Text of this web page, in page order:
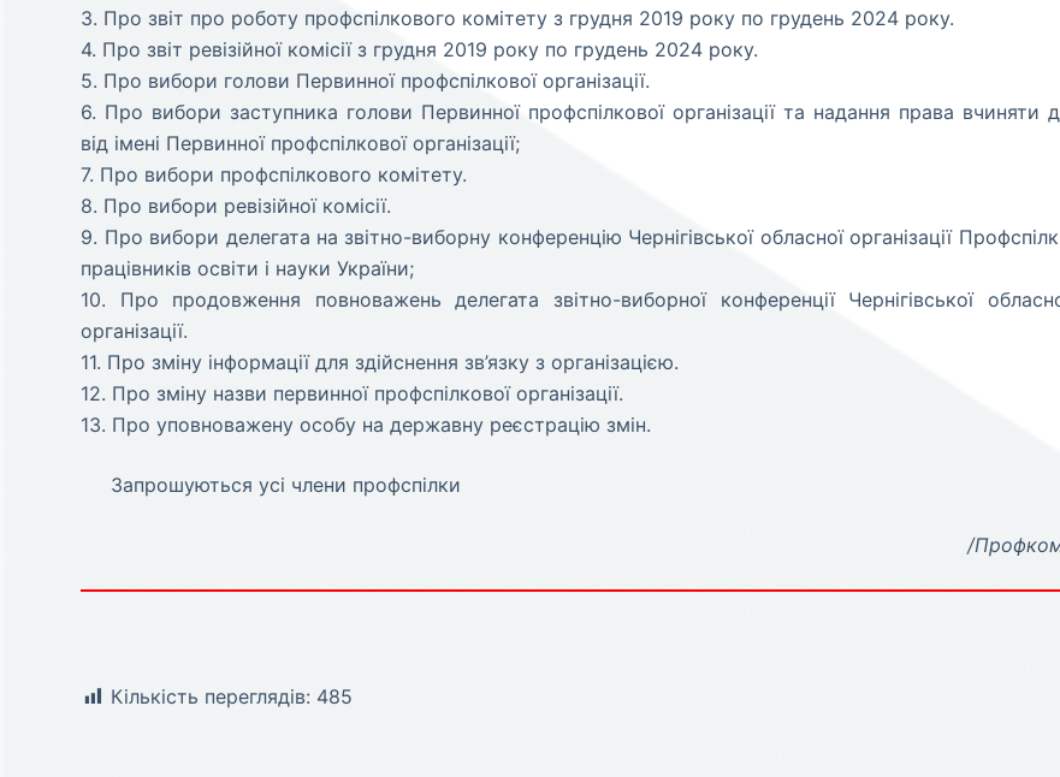
3. Про звіт про роботу профспілкового комітету з грудня 2019 року по грудень 2024 року.
4. Про звіт ревізійної комісії з грудня 2019 року по грудень 2024 року.
5. Про вибори голови Первинної профспілкової організації.
6. Про вибори заступника голови Первинної профспілкової організації та надання права вчиняти
від імені Первинної профспілкової організації;
7. Про вибори профспілкового комітету.
8. Про вибори ревізійної комісії.
9. Про вибори делегата на звітно-виборну конференцію Чернігівської обласної організації
працівників освіти і науки України;
10. Про продовження повноважень делегата звітно-виборної конференції Чернігівської
організації.
11. Про зміну інформації для здійснення зв’язку з організацією.
12. Про зміну назви первинної профспілкової організації.
13. Про уповноважену особу на державну реєстрацію змін.
Запрошуються усі члени профспілки
/
Кількість переглядів: 485